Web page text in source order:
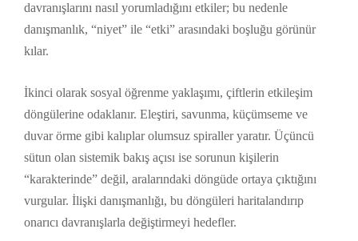
davranışlarını nasıl yorumladığını etkiler; bu nedenle
danışmanlık, “niyet” ile “etki” arasındaki boşluğu görünür
kılar.
İkinci olarak sosyal öğrenme yaklaşımı, çiftlerin etkileşim
döngülerine odaklanır. Eleştiri, savunma, küçümseme ve
duvar örme gibi kalıplar olumsuz spiraller yaratır. Üçüncü
sütun olan sistemik bakış açısı ise sorunun kişilerin
“karakterinde” değil, aralarındaki döngüde ortaya çıktığını
vurgular. İlişki danışmanlığı, bu döngüleri haritalandırıp
onarıcı davranışlarla değiştirmeyi hedefler.